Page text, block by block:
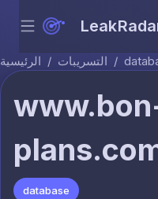
Menu
الرئيسية / التسريبات /
database